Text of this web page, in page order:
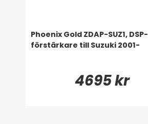
Phoenix Gold ZDAP-SUZ1, DSP-
förstärkare till Suzuki 2001-
4695 kr